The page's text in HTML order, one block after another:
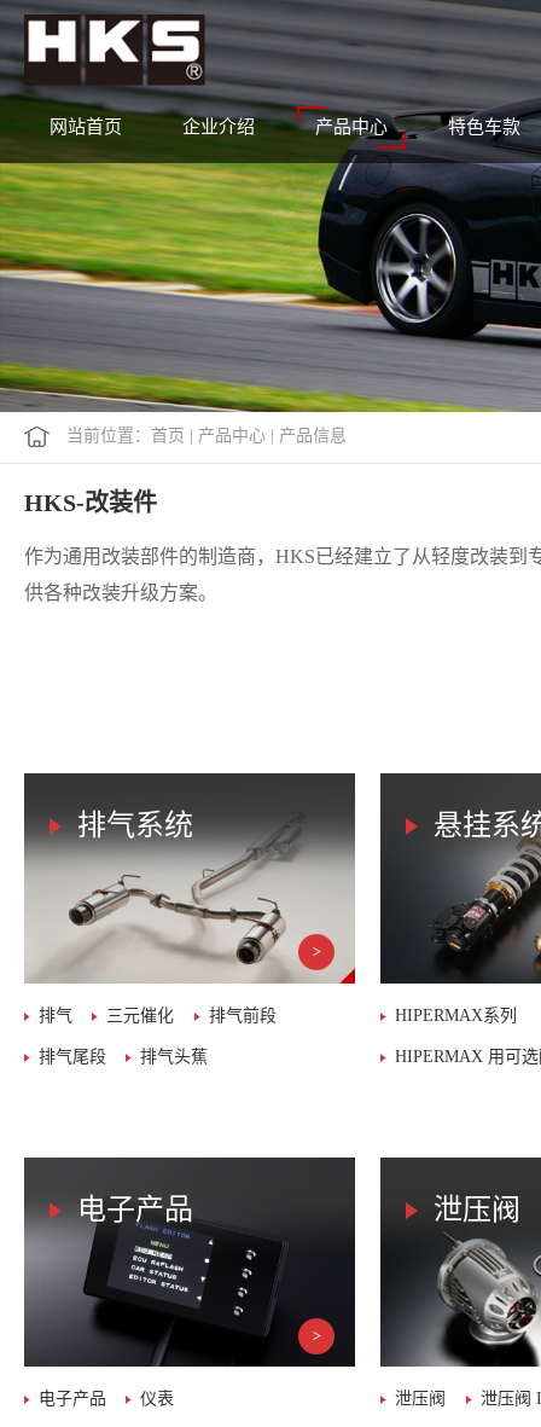
网站首页 企业介绍 产品中心 特色车款
当前位置： 首页 产品中心 产品信息
HKS-改装件
作为通用改装部件的制造商，HKS已经建立了从轻度改装
供各种改装升级方案。
排气系统
排气 三元催化 排气前段
排气尾段 排气头蕉
悬挂系
HIPERMAX系列
HIPERMAX 用可
电子产品
电子产品 仪表
泄压阀
泄压阀 泄压阀